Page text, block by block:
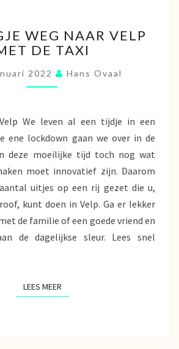
DAGJE
WEG
VELP
MET
TAXI
WEG NAAR VELP
DE TAXI
2022 Hans Ovaal
We leven al een tijdje in een
ene lockdown gaan we over in de
deze moeilijke tijd toch nog wat
moet innovatief zijn. Daarom
uitjes op een rij gezet die u,
kunt doen in Velp. Ga er lekker
de familie of een goede vriend en
de dagelijkse sleur. Lees snel
LEES MEERLEES MEER